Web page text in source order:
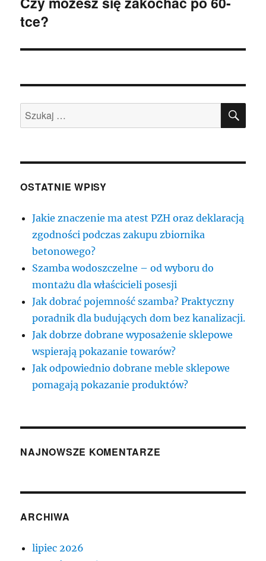
wpis:
tce?
Szukaj:
OSTATNIE WPISY
Jakie znaczenie ma atest PZH oraz deklaracją
zgodności podczas zakupu zbiornika
betonowego?
Szamba wodoszczelne – od wyboru do
montażu dla właścicieli posesji
Jak dobrać pojemność szamba? Praktyczny
poradnik dla budujących dom bez kanalizacji.
Jak dobrze dobrane wyposażenie sklepowe
wspierają pokazanie towarów?
Jak odpowiednio dobrane meble sklepowe
pomagają pokazanie produktów?
NAJNOWSZE KOMENTARZE
ARCHIWA
lipiec 2026